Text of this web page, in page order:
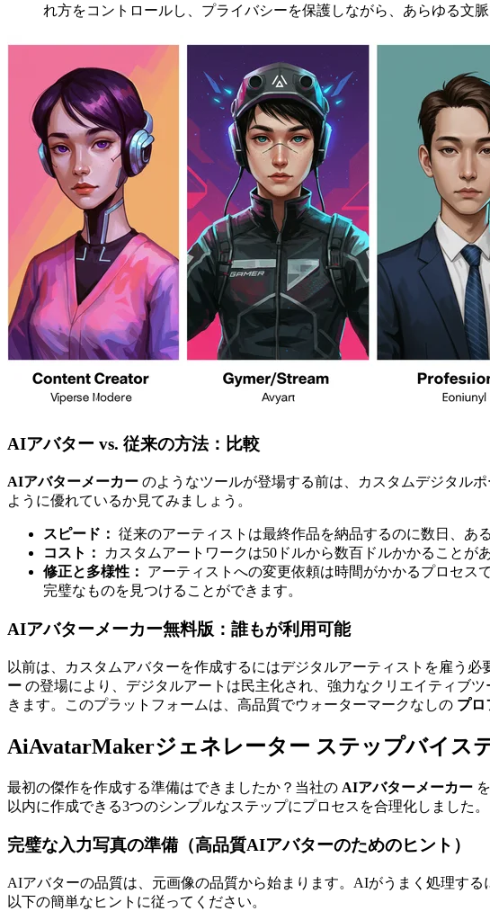
れ方をコントロールし、プライバシーを保護しながら、あらゆる文
AIアバター vs. 従来の方法：比較
AIアバターメーカー のようなツールが登場する前は、カスタムデジタル
ように優れているか見てみましょう。
スピード： 従来のアーティストは最終作品を納品するのに数日、あ
コスト：
カスタムアートワークは50ドルから数百ドルかかることが
修正と多様性：
アーティストへの変更依頼は時間がかかるプロセス
完璧なものを見つけることができます。
AIアバターメーカー無料版：誰もが利用可能
以前は、カスタムアバターを作成するにはデジタルアーティストを雇う
ー の登場により、デジタルアートは民主化され、強力なクリエイティブ
きます。このプラットフォームは、高品質でウォーターマークなしの プロ
AiAvatarMakerジェネレーター ステップバイス
最初の傑作を作成する準備はできましたか？当社の AIアバターメーカー
以内に作成できる3つのシンプルなステップにプロセスを合理化しました
完璧な入力写真の準備（高品質AIアバターのためのヒント）
AIアバターの品質は、元画像の品質から始まります。AIがうまく処理する
以下の簡単なヒントに従ってください。